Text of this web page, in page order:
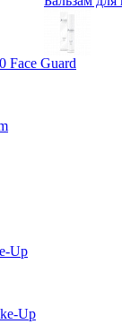
Face Guard
Up
Up